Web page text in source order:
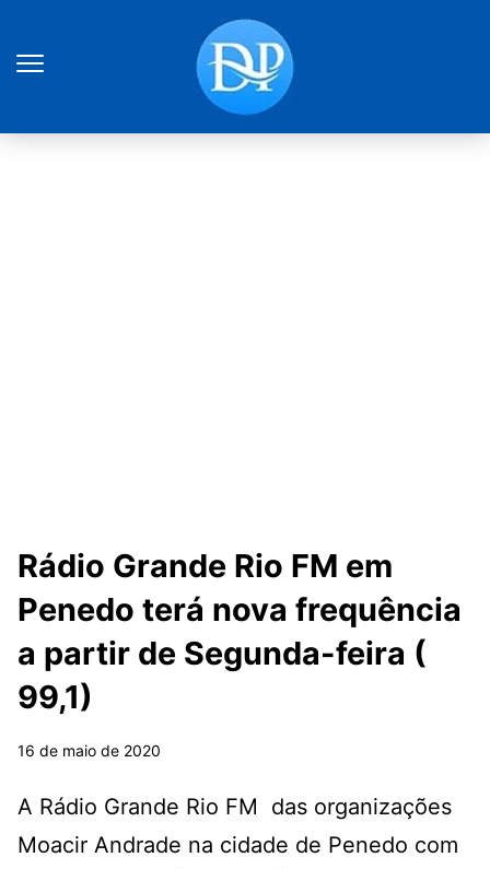
Rádio Grande Rio FM em
Penedo terá nova frequência
a partir de Segunda-feira (
99,1)
16 de maio de 2020
A Rádio Grande Rio FM das organizações
Moacir Andrade na cidade de Penedo com